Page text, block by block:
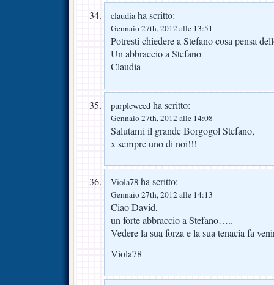
claudiaha scritto:
Gennaio 27th, 2012 alle 13:51
Potresti chiedere a Stefano cosa pensa
Un abbraccio a Stefano
Claudia
purpleweed ha scritto:
Gennaio 27th, 2012 alle 14:08
Salutami il grande Borgogol Stefano,
x sempre uno di noi!!!
Viola78 ha scritto:
Gennaio 27th, 2012 alle 14:13
Ciao David,
un forte abbraccio a Stefano…..
Vedere la sua forza e la sua tenacia fa
Viola78